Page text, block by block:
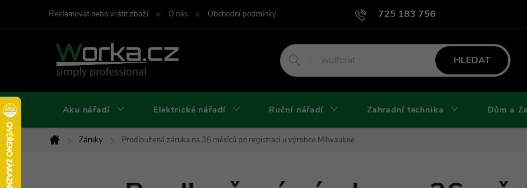
725 183 756
Reklamovat nebo vrátit zboží O nás Obchodní podmínky Podmínky užití webu Podmínky ochrany osobních údajů a
HLEDAT
Aku nářadí Elektrické nářadí Ruční nářadí Zahradní technika Dům a
Domů
Záruky Prodloužená záruka na 36 měsíců po registraci u výrobce Milwaukee